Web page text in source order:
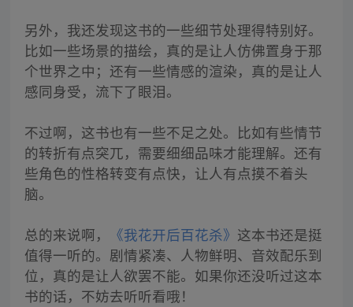
另外，我还发现这书的一些细节处理得特别好。
比如一些场景的描绘，真的是让人仿佛置身于那
个世界之中；还有一些情感的渲染，真的是让人
感同身受，流下了眼泪。
不过啊，这书也有一些不足之处。比如有些情节
的转折有点突兀，需要细细品味才能理解。还有
些角色的性格转变有点快，让人有点摸不着头
脑。
总的来说啊， 《我花开后百花杀》 这本书还是挺
值得一听的。剧情紧凑、人物鲜明、音效配乐到
位，真的是让人欲罢不能。如果你还没听过这本
书的话，不妨去听听看哦！